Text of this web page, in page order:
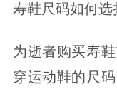
寿鞋尺码如何选
为逝者购买寿
穿运动鞋的尺